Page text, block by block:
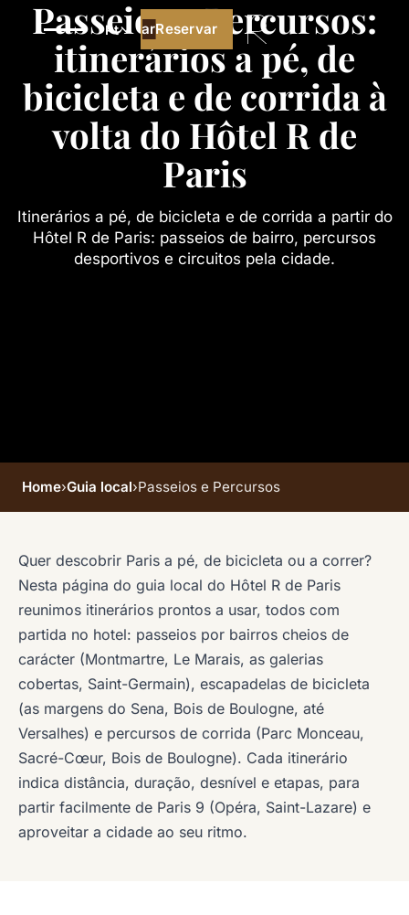
Pt Reservar
Reservar
Passeios e Percursos:
itinerários a pé, de
bicicleta e de corrida à
volta do Hôtel R de
Paris
Itinerários a pé, de bicicleta e de corrida a partir do
Hôtel R de Paris: passeios de bairro, percursos
desportivos e circuitos pela cidade.
Home›Guia local›Passeios e Percursos
Quer descobrir Paris a pé, de bicicleta ou a correr?
Nesta página do guia local do Hôtel R de Paris
reunimos itinerários prontos a usar, todos com
partida no hotel: passeios por bairros cheios de
carácter (Montmartre, Le Marais, as galerias
cobertas, Saint-Germain), escapadelas de bicicleta
(as margens do Sena, Bois de Boulogne, até
Versalhes) e percursos de corrida (Parc Monceau,
Sacré-Cœur, Bois de Boulogne). Cada itinerário
indica distância, duração, desnível e etapas, para
partir facilmente de Paris 9 (Opéra, Saint-Lazare) e
aproveitar a cidade ao seu ritmo.